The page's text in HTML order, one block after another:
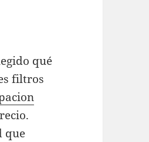
qué
filtros
que